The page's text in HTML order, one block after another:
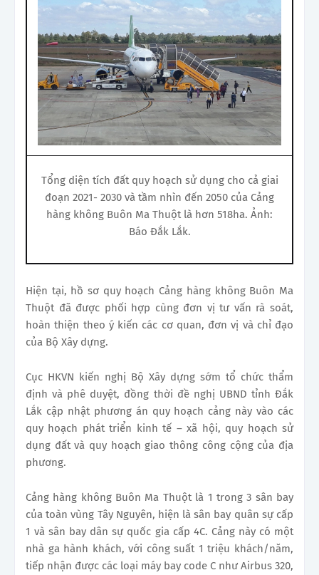
Tổng diện tích đất quy hoạch sử dụng cho cả giai
đoạn 2021- 2030 và tầm nhìn đến 2050 của Cảng
hàng không Buôn Ma Thuột là hơn 518ha. Ảnh:
Báo Đắk Lắk.
Hiện tại, hồ sơ quy hoạch Cảng hàng không Buôn Ma
Thuột đã được phối hợp cùng đơn vị tư vấn rà soát,
hoàn thiện theo ý kiến các cơ quan, đơn vị và chỉ đạo
của Bộ Xây dựng.
Cục HKVN kiến nghị Bộ Xây dựng sớm tổ chức thẩm
định và phê duyệt, đồng thời đề nghị UBND tỉnh Đắk
Lắk cập nhật phương án quy hoạch cảng này vào các
quy hoạch phát triển kinh tế – xã hội, quy hoạch sử
dụng đất và quy hoạch giao thông công cộng của địa
phương.
Cảng hàng không Buôn Ma Thuột là 1 trong 3 sân bay
của toàn vùng Tây Nguyên, hiện là sân bay quân sự cấp
1 và sân bay dân sự quốc gia cấp 4C. Cảng này có một
nhà ga hành khách, với công suất 1 triệu khách/năm,
tiếp nhận được các loại máy bay code C như Airbus 320,